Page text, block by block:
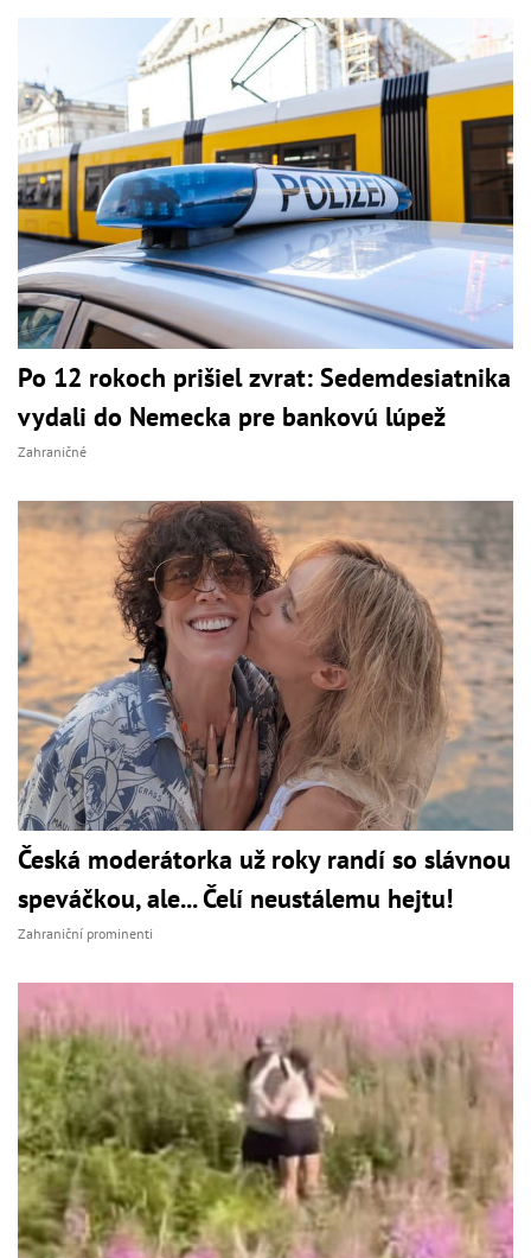
Po 12 rokoch prišiel zvrat: Sedemdesiatnika
vydali do Nemecka pre bankovú lúpež
Zahraničné
Česká moderátorka už roky randí so slávnou
speváčkou, ale... Čelí neustálemu hejtu!
Zahraniční prominenti